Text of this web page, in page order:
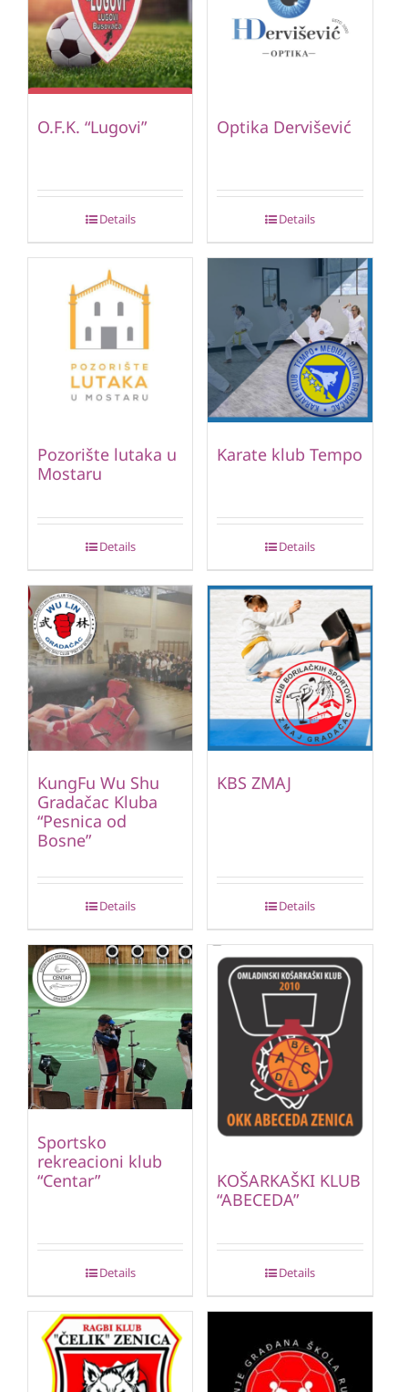
O.F.K. “Lugovi”
Details
Optika Dervišević
Details
Pozorište lutaka u
Mostaru
Details
Karate klub Tempo
Details
KungFu Wu Shu
Gradačac Kluba
“Pesnica od
Bosne”
Details
KBS ZMAJ
Details
Sportsko
rekreacioni klub
“Centar”
Details
KOŠARKAŠKI KLUB
“ABECEDA”
Details